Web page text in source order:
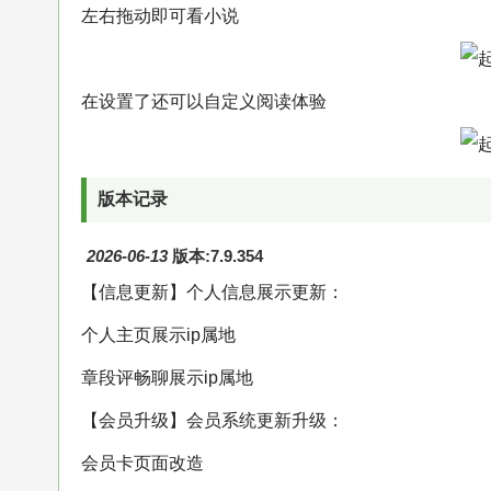
左右拖动即可看小说
在设置了还可以自定义阅读体验
版本记录
2026-06-13 版本:7.9.354
【信息更新】个人信息展示更新：
个人主页展示ip属地
章段评畅聊展示ip属地
【会员升级】会员系统更新升级：
会员卡页面改造